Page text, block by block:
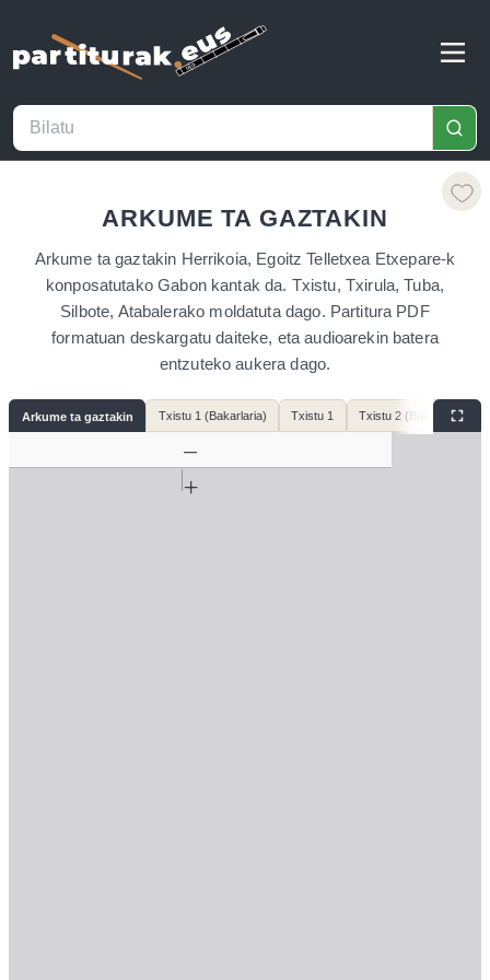
ARKUME TA GAZTAKIN
Arkume ta gaztakin Herrikoia, Egoitz Telletxea Etxepare-k
konposatutako Gabon kantak da. Txistu, Txirula, Tuba,
Silbote, Atabalerako moldatuta dago. Partitura PDF
formatuan deskargatu daiteke, eta audioarekin batera
entzuteko aukera dago.
Arkume ta gaztakin Txistu 1 (Bakarlaria) Txistu 1 Txistu 2 (Bakarlaria)